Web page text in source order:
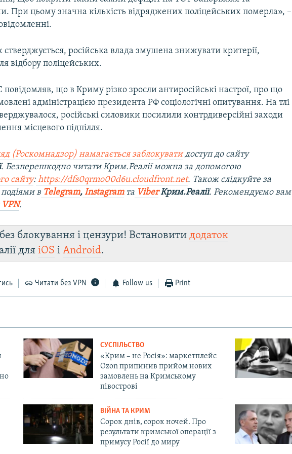
При цьому значна кількість відряджених поліцейських померла», –
стверджується, російська влада змушена знижувати критерії,
відбору поліцейських.
що в Криму різко зросли антиросійські настрої, про що
адміністрацією президента РФ соціологічні опитування. На тлі
російські силовики посилили контрдиверсійні заходи
місцевого підпілля.
(Роскомнадзор) намагається заблокуватидоступ до сайту
. Безперешкодно читати Крим.Реалії можна за допомогою
сайту: https://dfs0qrmo00d6u.cloudfront.net. Також слідкуйте за
в Telegram, Instagramта ViberКрим.Реалії. Рекомендуємо вам
VPN.
блокування і цензури! Встановитидодаток
дляiOS іAndroid.
Читати без VPN Follow us Print
СУСПІЛЬСТВО
«Крим – не Росія»: маркетплейс
Ozon припинив прийом нових
замовлень на Кримському
півострові
ВІЙНА ТА КРИМ
Сорок днів, сорок ночей. Про
результати кримської операції з
примусу Росії до миру